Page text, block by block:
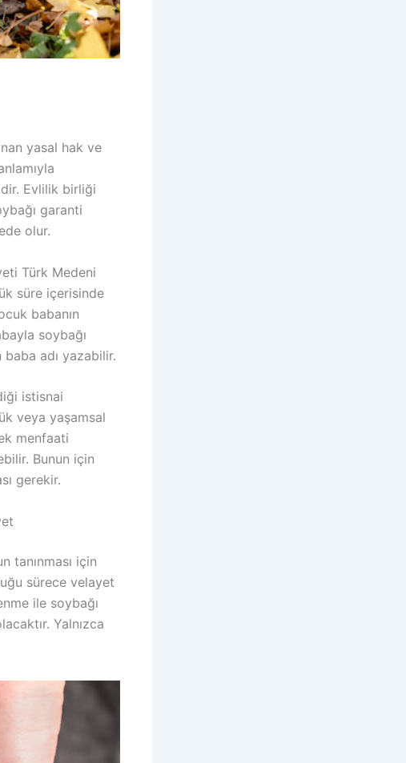
yasal hak ve
Evlilik birliği
garanti
olur.
Türk Medeni
süre içerisinde
babanın
soybağı
baba adı yazabilir.
istisnai
veya yaşamsal
menfaati
Bunun için
gerekir.
tanınması için
sürece velayet
ile soybağı
Yalnızca